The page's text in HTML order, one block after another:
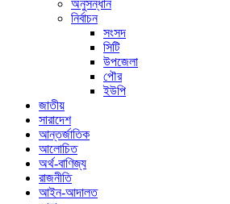
অনুসন্ধান
নির্বাচন
সংসদ
সিটি
উপজেলা
পৌর
ইউপি
জাতীয়
সারাদেশ
আন্তর্জাতিক
আলোচিত
অর্থ-বাণিজ্য
রাজনীতি
আইন-আদালত